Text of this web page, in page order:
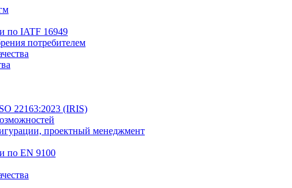
по IATF 16949
потребителем
22163:2023 (IRIS)
проектный менеджмент
по EN 9100